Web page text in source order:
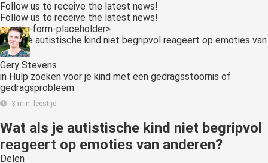
Follow us to receive the latest news!
Follow us to receive the latest news!
<:optin-form-placeholder>
Gery Stevens
in Hulp zoeken voor je kind met een gedragsstoornis of
gedragsprobleem
3 min. leestijd
Wat als je autistische kind niet begripvol
reageert op emoties van anderen?
Delen